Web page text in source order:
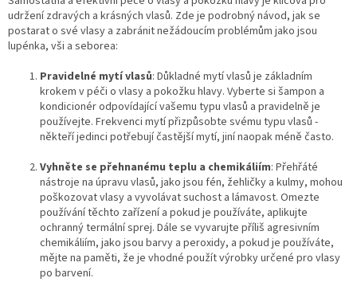
c
í
v
k
y
v
ý
i
s
u
á
n
í
udržení zdravých a krásných vlasů. Zde je podrobný návod, jak se
postarat o své vlasy a zabránit nežádoucím problémům jako jsou
lupénka, vši a seborea:
Pravidelné mytí vlasů: Důkladné mytí vlasů je základním
krokem v péči o vlasy a pokožku hlavy. Vyberte si šampon a
kondicionér odpovídající vašemu typu vlasů a pravidelně je
používejte. Frekvenci mytí přizpůsobte svému typu vlasů -
někteří jedinci potřebují častější mytí, jiní naopak méně často.
Vyhněte se přehnanému teplu a chemikáliím: Přehřáté
nástroje na úpravu vlasů, jako jsou fén, žehličky a kulmy, mohou
poškozovat vlasy a vyvolávat suchost a lámavost. Omezte
používání těchto zařízení a pokud je používáte, aplikujte
ochranný termální sprej. Dále se vyvarujte příliš agresivním
chemikáliím, jako jsou barvy a peroxidy, a pokud je používáte,
mějte na paměti, že je vhodné použít výrobky určené pro vlasy
po barvení.